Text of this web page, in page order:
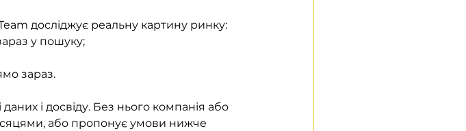
досліджує реальну картину ринку:
у пошуку;
зараз.
і досвіду. Без нього компанія або
або пропонує умови нижче